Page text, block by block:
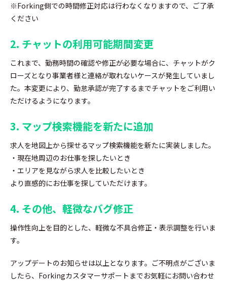
※Forking側での時間修正対応は行わなくなりますので、ご了承
ください
2. チャットの利用可能期間変更
これまで、勤務時間の確認や修正が必要な場合に、チャットがク
ローズとなり事業者様と連絡が取れないケースが発生していまし
た。本変更により、勤怠承認が完了するまでチャットをご利用い
ただけるようになります。
3. マップ検索機能を新たに追加
求人を地図上から探せるマップ検索機能を新たに実装しました。
・現在地周辺のお仕事を探したいとき
・エリアを見ながら求人を比較したいとき
より直感的にお仕事を探していただけます。
4. その他、軽微なバグ修正
操作性向上を目的とした、軽微な不具合修正・表示調整を行いま
す。
アップデートのお知らせは以上となります。ご不明点がございま
したら、Forkingカスタマーサポートまでお気軽にお問い合わせ